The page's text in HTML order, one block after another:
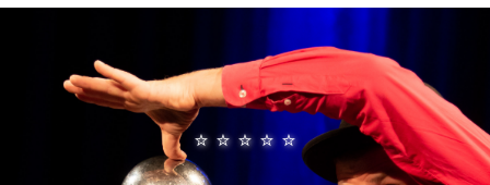
⭐ ⭐ ⭐ ⭐ ⭐